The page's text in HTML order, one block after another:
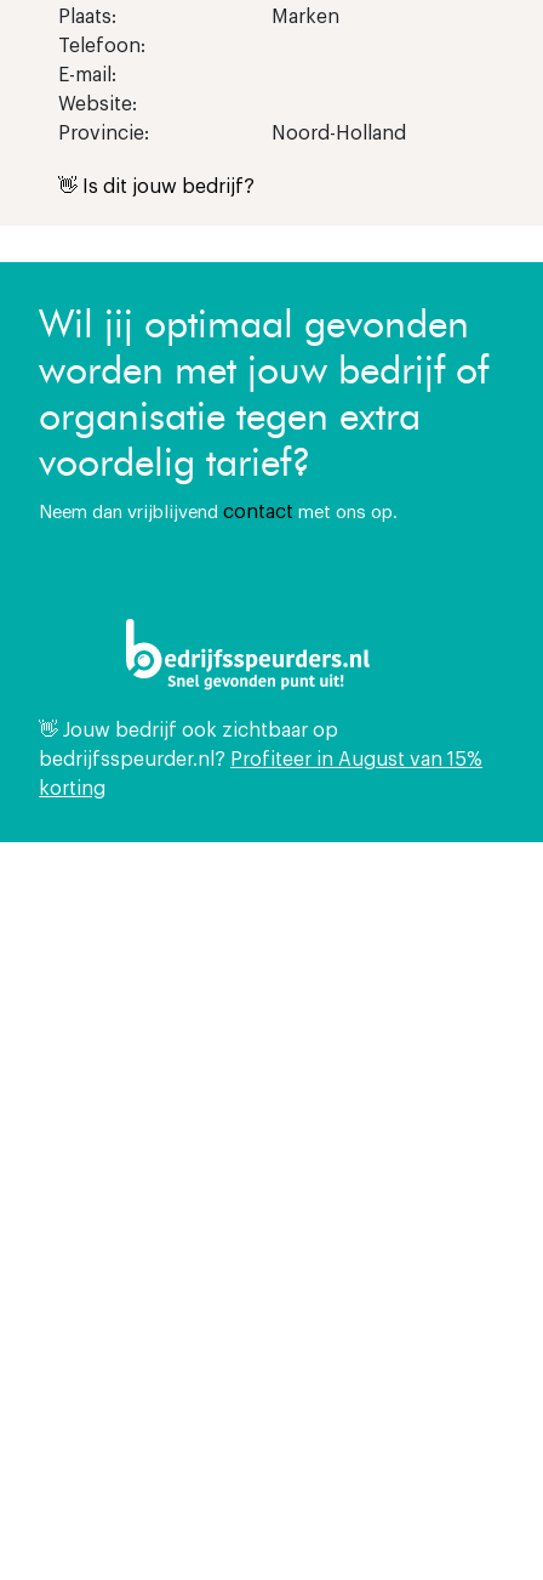
Plaats:
Marken
Telefoon:
E-mail:
Website:
Provincie:
Noord-Holland
👋 Is dit jouw bedrijf?
Wil jij optimaal gevonden
worden met jouw bedrijf of
organisatie tegen extra
voordelig tarief?
Neem dan vrijblijvend contact met ons op.
👋 Jouw bedrijf ook zichtbaar op
bedrijfsspeurder.nl? Profiteer in August van 15%
korting